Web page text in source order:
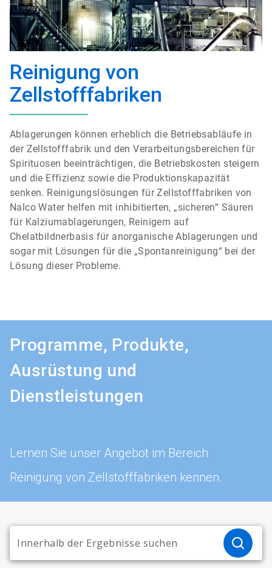
Reinigung von
Zellstofffabriken
Ablagerungen können erheblich die Betriebsabläufe in
der Zellstofffabrik und den Verarbeitungsbereichen für
Spirituosen beeinträchtigen, die Betriebskosten steigern
und die Effizienz sowie die Produktionskapazität
senken. Reinigungslösungen für Zellstofffabriken von
Nalco Water helfen mit inhibitierten, „sicheren“ Säuren
für Kalziumablagerungen, Reinigern auf
Chelatbildnerbasis für anorganische Ablagerungen und
sogar mit Lösungen für die „Spontanreinigung“ bei der
Lösung dieser Probleme.
Programme, Produkte,
Ausrüstung und
Dienstleistungen
Lernen Sie unser Angebot im Bereich
Reinigung von Zellstofffabriken kennen.